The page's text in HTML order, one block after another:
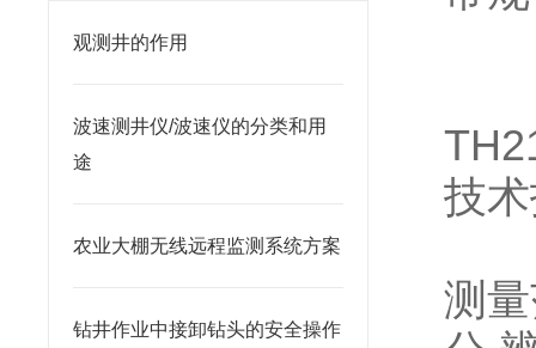
观测井的作用
波速测井仪/波速仪的分类和用
途
农业大棚无线远程监测系统方案
钻井作业中接卸钻头的安全操作
技
测